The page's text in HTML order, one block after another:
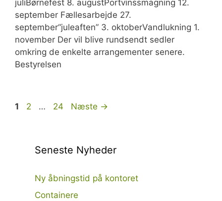
juliBørnefest 8. augustPortvinssmagning 12.
september Fællesarbejde 27.
september“juleaften” 3. oktoberVandlukning 1.
november Der vil blive rundsendt sedler
omkring de enkelte arrangementer senere.
Bestyrelsen
Side
1 Side
2 … Side
24 Næste →
Seneste Nyheder
Ny åbningstid på kontoret
Containere